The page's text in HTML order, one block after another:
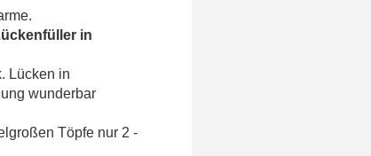
in
Lücken in
wunderbar
Töpfe nur 2 -